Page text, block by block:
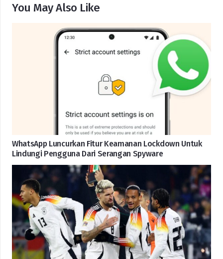
You May Also Like
WhatsApp Luncurkan Fitur Keamanan Lockdown Untuk
Lindungi Pengguna Dari Serangan Spyware